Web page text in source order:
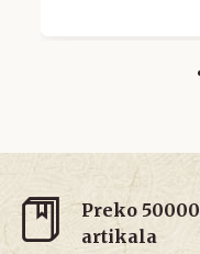
Preko 50000
artikala